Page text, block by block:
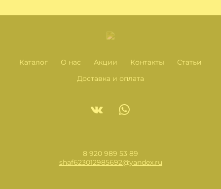
Каталог О нас Акции Контакты
Статьи
Доставка и оплата
8 920 989 53 89
shaf623012985692@yandex.ru